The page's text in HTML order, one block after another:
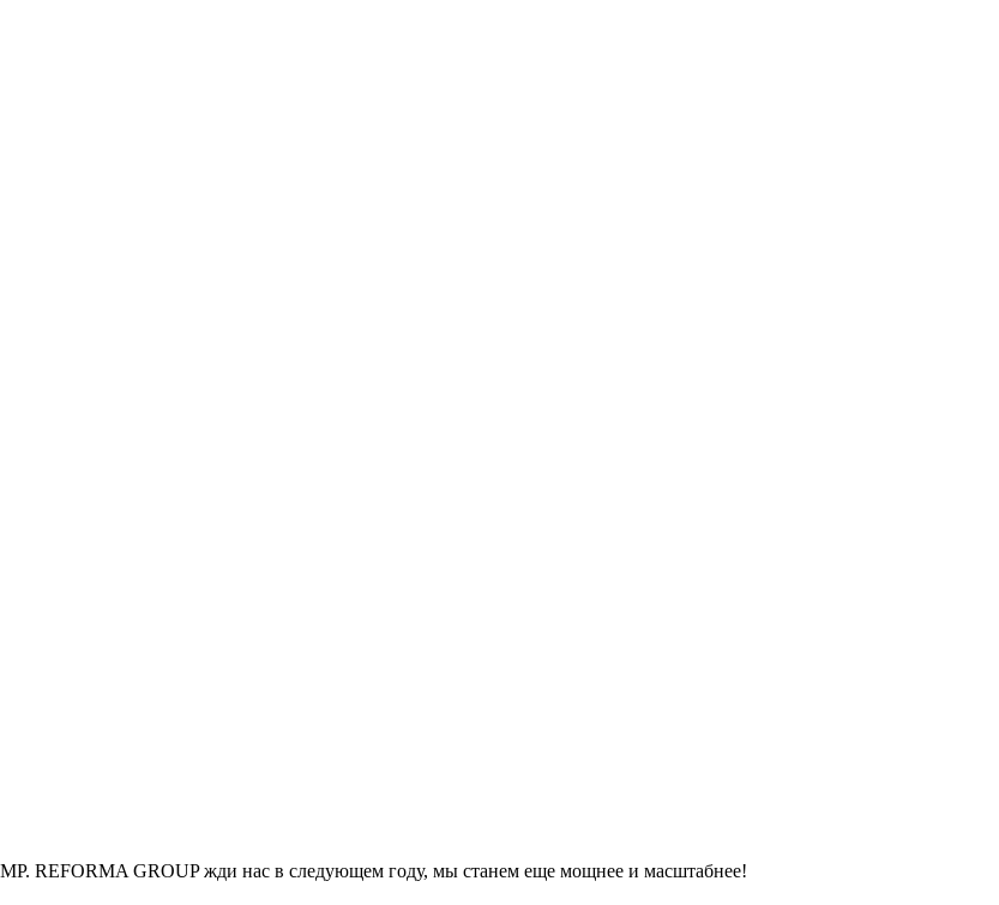
REFORMA GROUP жди нас в следующем году, мы станем еще мощнее и масштабнее!